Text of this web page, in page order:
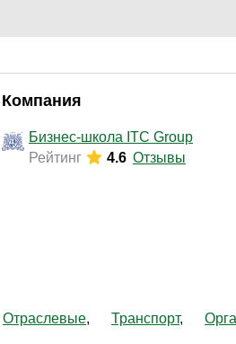
(158)
Компания
Бизнес-школа ITC Group
Рейтинг
4.6 Отзывы
Отраслевые Транспорт